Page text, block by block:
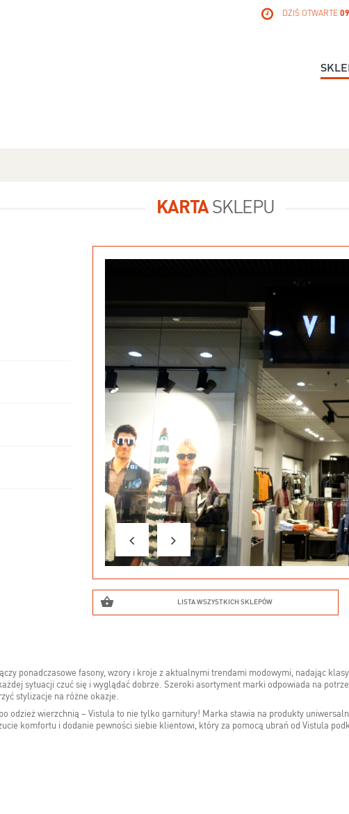
DZIŚ OTWARTE
KARTASKLEPU
LISTA WSZYSTKICH SKLEPÓW
ponadczasowe fasony, wzory i kroje z aktualnymi trendami modowymi, nadając
sytuacji czuć się i wyglądać dobrze. Szeroki asortyment marki odpowiada na
stylizacje na różne okazje.
odzież wierzchnią – Vistula to nie tylko garnitury! Marka stawia na produkty
komfortu i dodanie pewności siebie klientowi, który za pomocą ubrań od Vistula